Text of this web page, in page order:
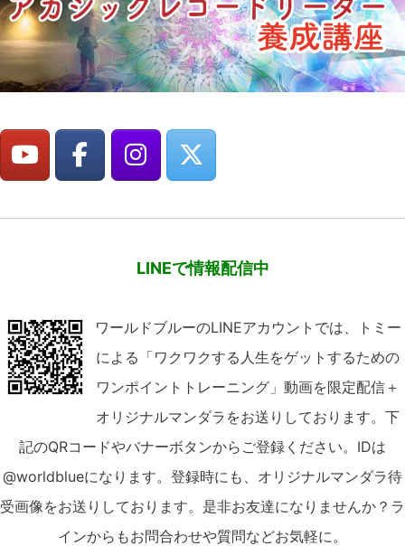
LINEで情報配信中
ワールドブルーのLINEアカウントでは、トミー
による「ワクワクする人生をゲットするための
ワンポイントトレーニング」動画を限定配信＋
オリジナルマンダラをお送りしております。下
記のQRコードやバナーボタンからご登録ください。IDは
@worldblueになります。登録時にも、オリジナルマンダラ待
受画像をお送りしております。是非お友達になりませんか？ラ
インからもお問合わせや質問などお気軽に。